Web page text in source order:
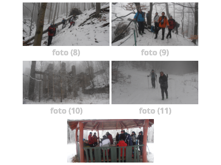
foto (8) foto (9)
foto (10) foto (11)